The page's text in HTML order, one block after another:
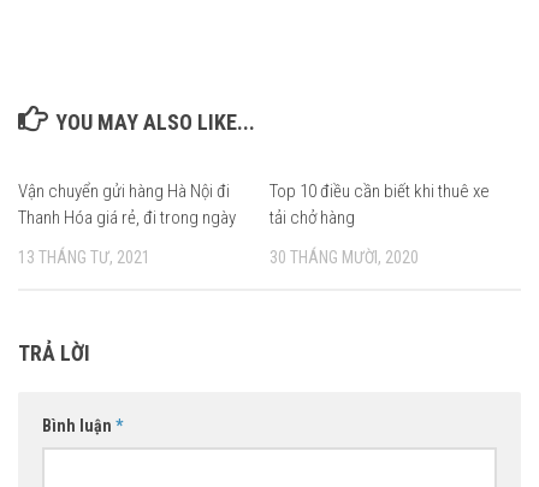
YOU MAY ALSO LIKE...
Vận chuyển gửi hàng Hà Nội đi
Thanh Hóa giá rẻ, đi trong ngày
13 THÁNG TƯ, 2021
Top 10 điều cần biết khi thuê xe
tải chở hàng
30 THÁNG MƯỜI, 2020
TRẢ LỜI
Bình luận *